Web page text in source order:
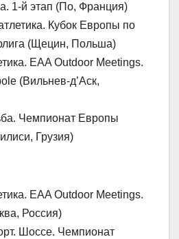
1-й этап (По, Франция)
Кубок Европы по
(Щецин, Польша)
EAA Outdoor Meetings.
(Вильнев-д’Аск,
Чемпионат Европы
Грузия)
EAA Outdoor Meetings.
Россия)
Шоссе. Чемпионат